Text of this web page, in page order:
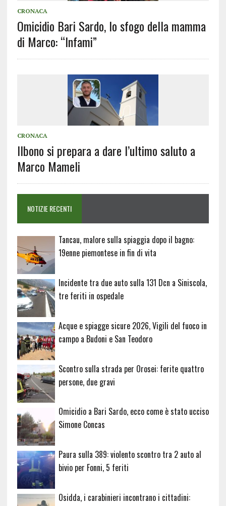
CRONACA
Omicidio Bari Sardo, lo sfogo della mamma
di Marco: “Infami”
CRONACA
Ilbono si prepara a dare l’ultimo saluto a
Marco Mameli
NOTIZIE RECENTI
Tancau, malore sulla spiaggia dopo il bagno:
19enne piemontese in fin di vita
Incidente tra due auto sulla 131 Dcn a Siniscola,
tre feriti in ospedale
Acque e spiagge sicure 2026, Vigili del fuoco in
campo a Budoni e San Teodoro
Scontro sulla strada per Orosei: ferite quattro
persone, due gravi
Omicidio a Bari Sardo, ecco come è stato ucciso
Simone Concas
Paura sulla 389: violento scontro tra 2 auto al
bivio per Fonni, 5 feriti
Osidda, i carabinieri incontrano i cittadini: